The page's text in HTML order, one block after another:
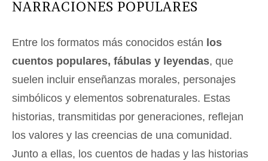
NARRACIONES POPULARES
Entre los formatos más conocidos están los
cuentos populares, fábulas y leyendas, que
suelen incluir enseñanzas morales, personajes
simbólicos y elementos sobrenaturales. Estas
historias, transmitidas por generaciones, reflejan
los valores y las creencias de una comunidad.
Junto a ellas, los cuentos de hadas y las historias